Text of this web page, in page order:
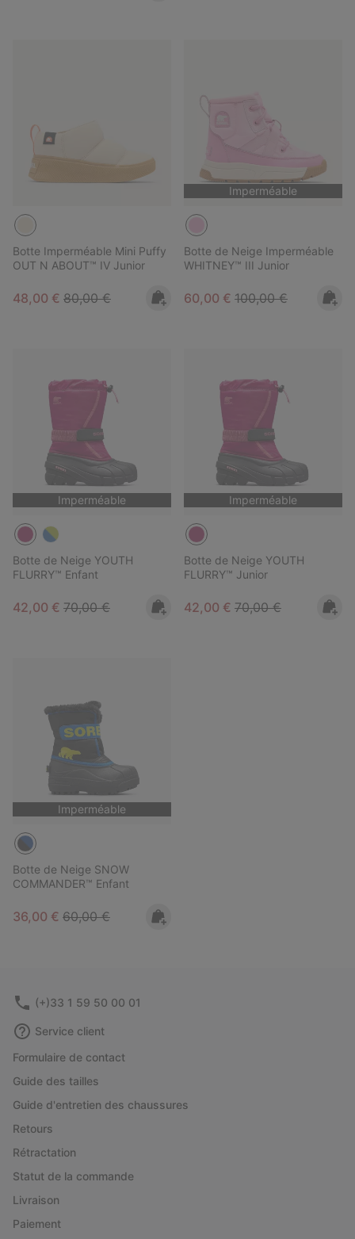
Botte Imperméable Mini Puffy
OUT N ABOUT™ IV Junior
Sale price:
48,00 € Regular price:
80,00 €
Imperméable
Botte de Neige Imperméable
WHITNEY™ III Junior
Sale price:
60,00 € Regular price:
100,00 €
Imperméable
Botte de Neige YOUTH
FLURRY™ Enfant
Sale price:
42,00 € Regular price:
70,00 €
Imperméable
Botte de Neige YOUTH
FLURRY™ Junior
Sale price:
42,00 € Regular price:
70,00 €
Imperméable
Botte de Neige SNOW
COMMANDER™ Enfant
Sale price:
36,00 € Regular price:
60,00 €
(+)33 1 59 50 00 01
Service client
Formulaire de contact
Guide des tailles
Guide d'entretien des chaussures
Retours
Rétractation
Statut de la commande
Livraison
Paiement